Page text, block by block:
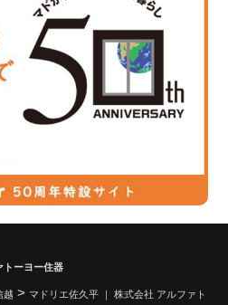
トーヨー住器
越 > マドリエ佐久平 ｜ 株式会社 アルファト